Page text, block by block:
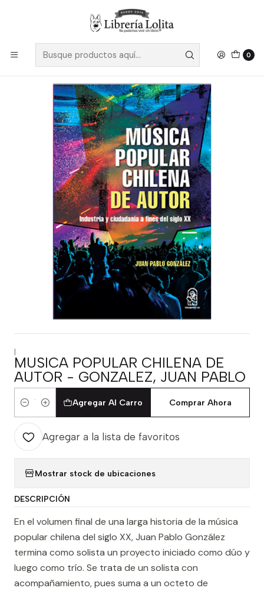
0
Despacho a todo Chile
|
MUSICA POPULAR CHILENA DE
AUTOR - GONZALEZ, JUAN PABLO
Cantidad
Agregar Al Carro Comprar Ahora
Agregar a la lista de favoritos
Mostrar stock de ubicaciones
DESCRIPCIÓN
En el volumen final de una larga historia de la música
popular chilena del siglo XX, Juan Pablo González
termina como solista un proyecto iniciado como dúo y
luego como trío. Se trata de un solista con
acompañamiento, pues suma a un octeto de